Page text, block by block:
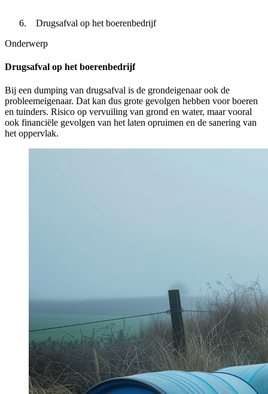
Drugsafval op het boerenbedrijf
Onderwerp
Drugsafval op het boerenbedrijf
Bij een dumping van drugsafval is de grondeigenaar ook de
probleemeigenaar. Dat kan dus grote gevolgen hebben voor boeren
en tuinders. Risico op vervuiling van grond en water, maar vooral
ook financiële gevolgen van het laten opruimen en de sanering van
het oppervlak.